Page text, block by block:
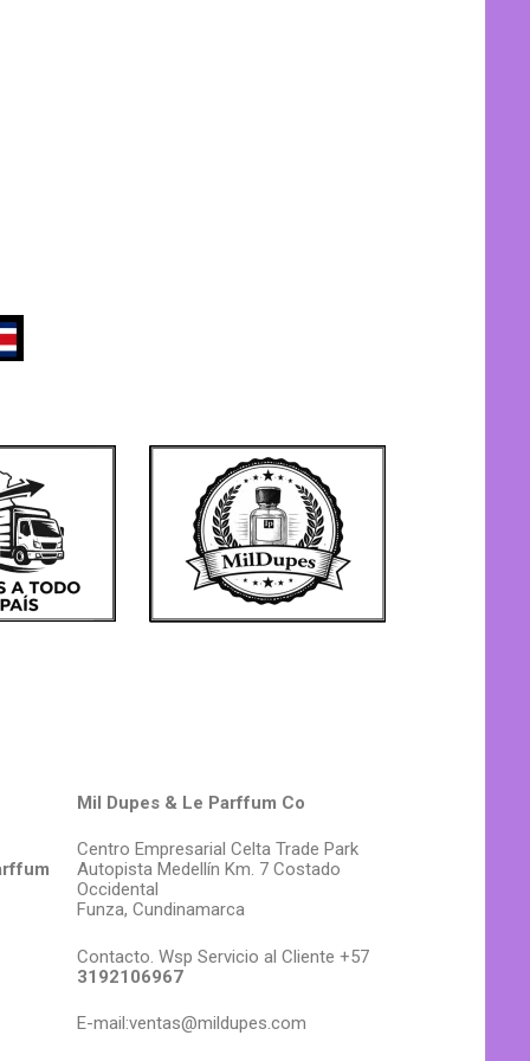
Mil Dupes & Le Parffum Co
Centro Empresarial Celta Trade Park
Autopista Medellín Km. 7 Costado
Occidental
Funza, Cundinamarca
Contacto. Wsp Servicio al Cliente +57
3192106967
E-mail:ventas@mildupes.com